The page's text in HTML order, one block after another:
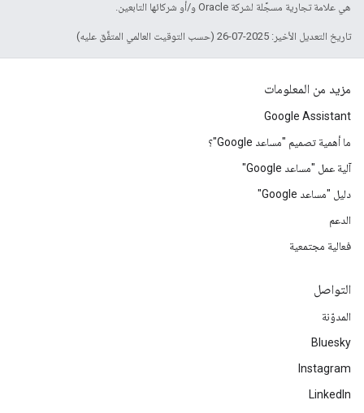
هي علامة تجارية مسجَّلة لشركة Oracle و/أو شركائها التابعين.
تاريخ التعديل الأخير: 2025-07-26 (حسب التوقيت العالمي المتفَّق عليه)
مزيد من المعلومات
Google Assistant
ما أهمية تصميم "مساعد Google"؟
آلية عمل "مساعد Google"
دليل "مساعد Google"
الدعم
فعالية مجتمعية
التواصل
المدوّنة
Bluesky
Instagram
LinkedIn